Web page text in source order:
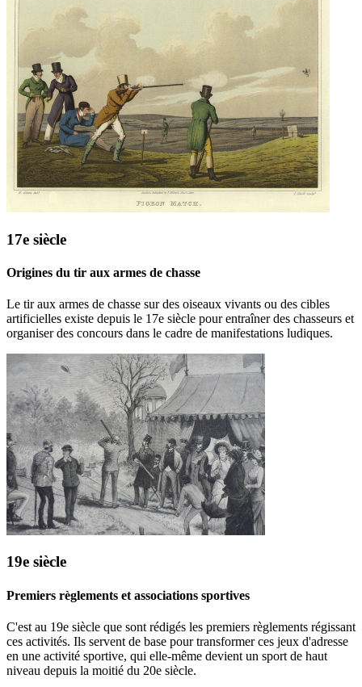
17e siècle
Origines du tir aux armes de chasse
Le tir aux armes de chasse sur des oiseaux vivants ou des cibles
artificielles existe depuis le 17e siècle pour entraîner des chasseurs et
organiser des concours dans le cadre de manifestations ludiques.
19e siècle
Premiers règlements et associations sportives
C'est au 19e siècle que sont rédigés les premiers règlements régissant
ces activités. Ils servent de base pour transformer ces jeux d'adresse
en une activité sportive, qui elle-même devient un sport de haut
niveau depuis la moitié du 20e siècle.